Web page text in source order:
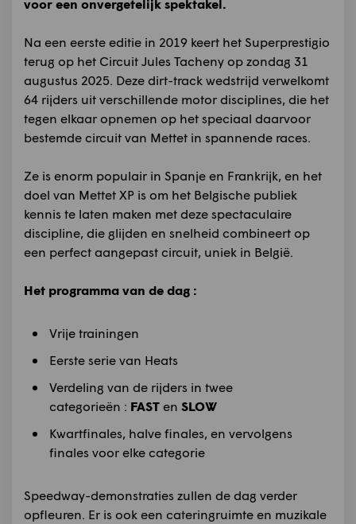
voor een onvergetelijk spektakel.
Na een eerste editie in 2019 keert het Superprestigio
terug op het Circuit Jules Tacheny op zondag 31
augustus 2025. Deze dirt-track wedstrijd verwelkomt
64 rijders uit verschillende motor disciplines, die het
tegen elkaar opnemen op het speciaal daarvoor
bestemde circuit van Mettet in spannende races.
Ze is enorm populair in Spanje en Frankrijk, en het
doel van Mettet XP is om het Belgische publiek
kennis te laten maken met deze spectaculaire
discipline, die glijden en snelheid combineert op
een perfect aangepast circuit, uniek in België.
Het programma van de dag :
Vrije trainingen
Eerste serie van Heats
Verdeling van de rijders in twee
categorieën : FAST en SLOW
Kwartfinales, halve finales, en vervolgens
finales voor elke categorie
Speedway-demonstraties zullen de dag verder
opfleuren. Er is ook een cateringruimte en muzikale